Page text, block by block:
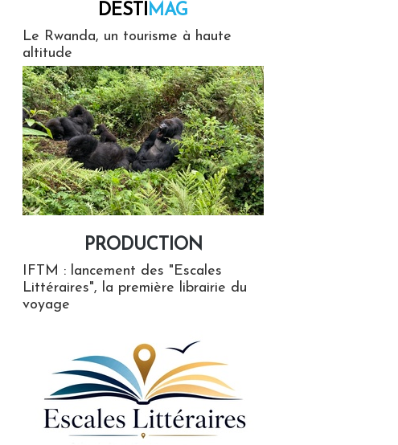
DESTIMAG
Le Rwanda, un tourisme à haute
altitude
PRODUCTION
IFTM : lancement des "Escales
Littéraires", la première librairie du
voyage